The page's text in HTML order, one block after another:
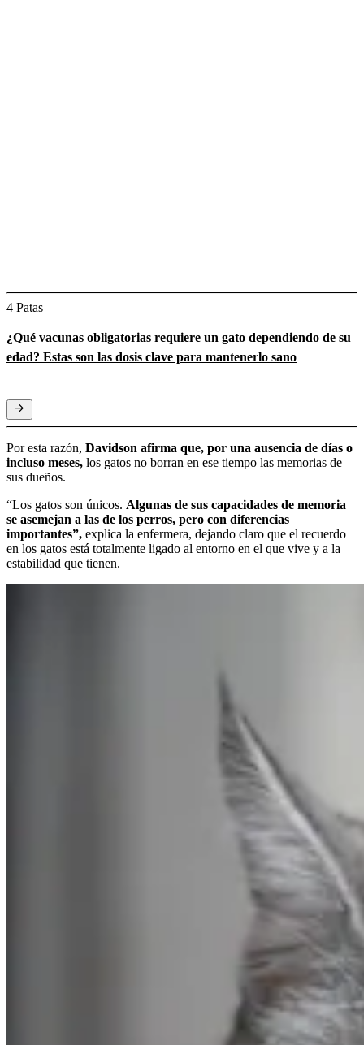
4 Patas
¿Qué vacunas obligatorias requiere un gato dependiendo de su
edad? Estas son las dosis clave para mantenerlo sano
Por esta razón, Davidson afirma que, por una ausencia de días o
incluso meses, los gatos no borran en ese tiempo las memorias de
sus dueños.
“Los gatos son únicos. Algunas de sus capacidades de memoria
se asemejan a las de los perros, pero con diferencias
importantes”, explica la enfermera, dejando claro que el recuerdo
en los gatos está totalmente ligado al entorno en el que vive y a la
estabilidad que tienen.